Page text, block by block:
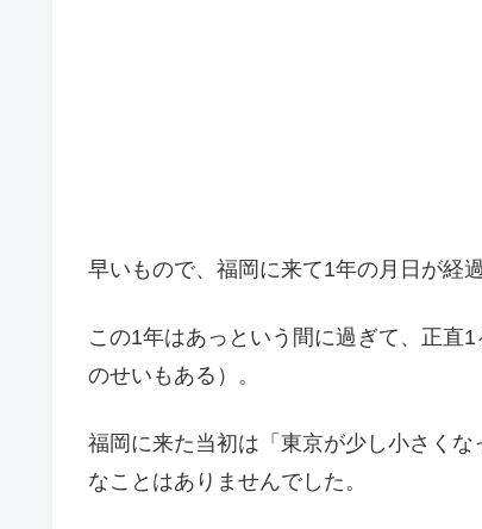
早いもので、福岡に来て1年の月日が経
この1年はあっという間に過ぎて、正直
のせいもある）。
福岡に来た当初は「東京が少し小さく
なことはありませんでした。